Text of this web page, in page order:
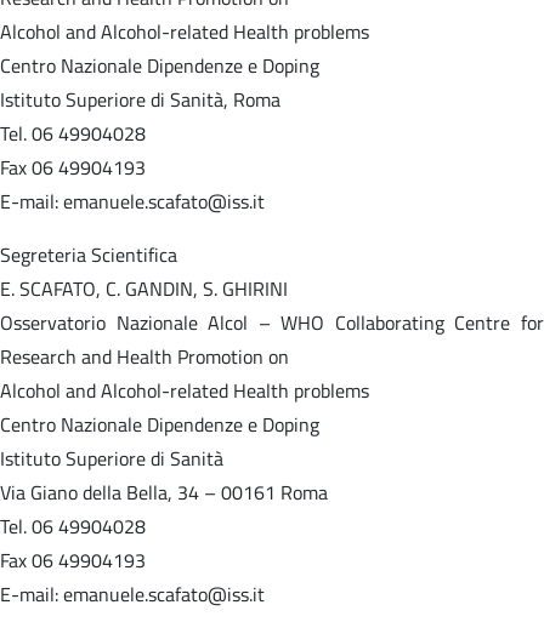
Alcohol and Alcohol-related Health problems
Centro Nazionale Dipendenze e Doping
Istituto Superiore di Sanità, Roma
Tel. 06 49904028
Fax 06 49904193
E-mail: emanuele.scafato@iss.it
Segreteria Scientifica
E. SCAFATO, C. GANDIN, S. GHIRINI
Osservatorio Nazionale Alcol – WHO Collaborating Centre for
Research and Health Promotion on
Alcohol and Alcohol-related Health problems
Centro Nazionale Dipendenze e Doping
Istituto Superiore di Sanità
Via Giano della Bella, 34 – 00161 Roma
Tel. 06 49904028
Fax 06 49904193
E-mail: emanuele.scafato@iss.it